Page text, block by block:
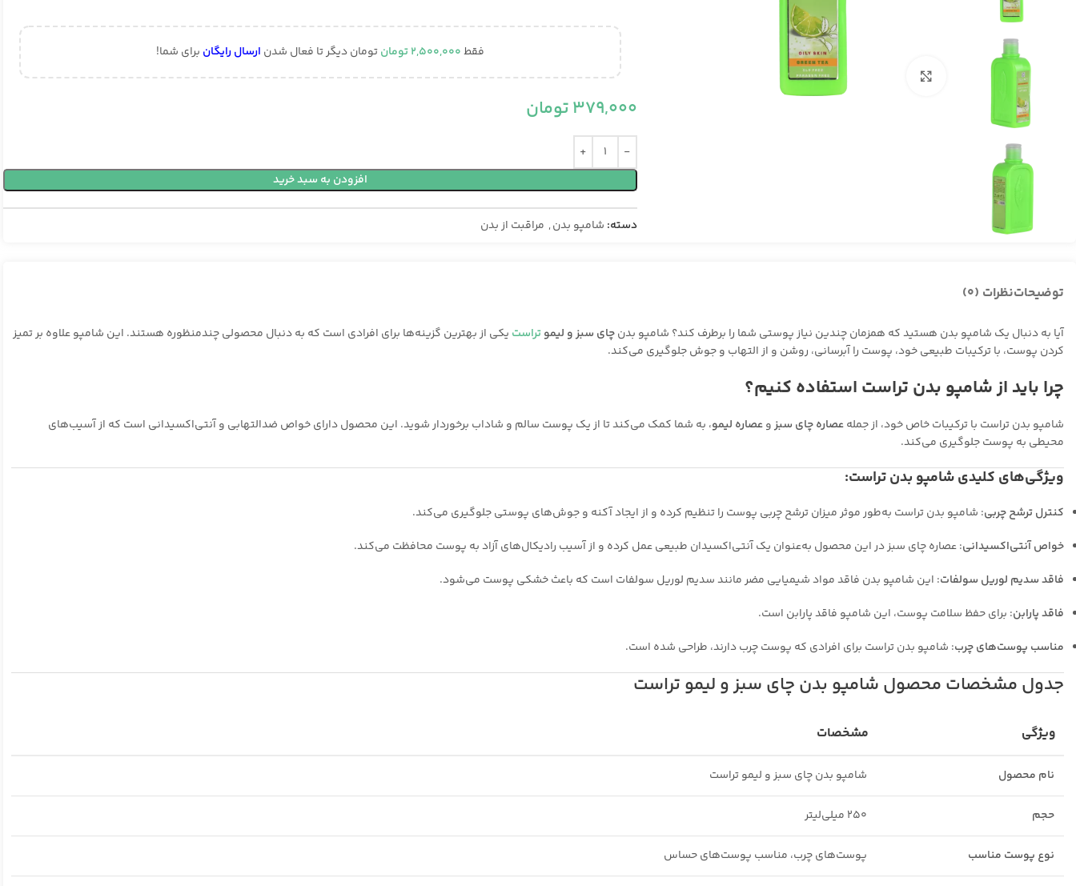
بزرگنمایی تصویر
فقط2,500,000تومانتومان دیگر تا فعال شدن ارسال رایگان برای شما!
379,000تومان
افزودن به سبد خرید
دسته: شامپو بدن, مراقبت از بدن
توضیحاتنظرات (0)
آیا به دنبال یک شامپو بدن هستید که همزمان چندین نیاز پوستی شما را برطرف کند؟ شامپو بدنچای سبز و لیموتراست یکی از بهترین گزینه‌ها برای افرادی است که به دنبال محصولی چندمنظوره هستند. این شامپو علاوه بر تمیز
کردن پوست، با ترکیبات طبیعی خود، پوست را آبرسانی، روشن و از التهاب و جوش جلوگیری می‌کند.
چرا باید از شامپو بدن تراست استفاده کنیم؟
شامپو بدن تراست با ترکیبات خاص خود، از جملهعصاره چای سبزوعصاره لیمو، به شما کمک می‌کند تا از یک پوست سالم و شاداب برخوردار شوید. این محصول دارای خواص ضدالتهابی و آنتی‌اکسیدانی است که از آسیب‌های
محیطی به پوست جلوگیری می‌کند.
ویژگی‌های کلیدی شامپو بدن تراست:
کنترل ترشح چربی: شامپو بدن تراست به‌طور موثر میزان ترشح چربی پوست را تنظیم کرده و از ایجاد آکنه و جوش‌های پوستی جلوگیری می‌کند.
خواص آنتی‌اکسیدانی: عصاره چای سبز در این محصول به‌عنوان یک آنتی‌اکسیدان طبیعی عمل کرده و از آسیب رادیکال‌های آزاد به پوست محافظت می‌کند.
فاقد سدیم لوریل سولفات: این شامپو بدن فاقد مواد شیمیایی مضر مانند سدیم لوریل سولفات است که باعث خشکی پوست می‌شود.
فاقد پارابن: برای حفظ سلامت پوست، این شامپو فاقد پارابن است.
مناسب پوست‌های چرب: شامپو بدن تراست برای افرادی که پوست چرب دارند، طراحی شده است.
جدول مشخصات محصول شامپو بدن چای سبز و لیمو تراست
ویژگی مشخصات
نام محصول شامپو بدن چای سبز و لیمو تراست
حجم ۲۵۰ میلی‌لیتر
نوع پوست مناسب پوست‌های چرب، مناسب پوست‌های حساس